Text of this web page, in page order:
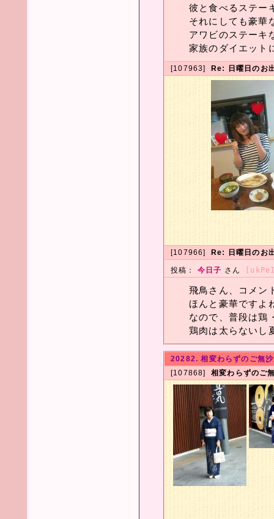
彼と食べるステー
それにしても豪華
アワビのステーキ
家族のダイエット
[107963] Re: 日曜日のお
[107966] Re: 日曜日のお
投稿： 今日子 さん
飛鳥さん、コメン
ほんと豪華ですよ
なので、普段は鶏
鶏肉は太らないし
20282. 相変わらずのご無
[107868] 相変わらずのご